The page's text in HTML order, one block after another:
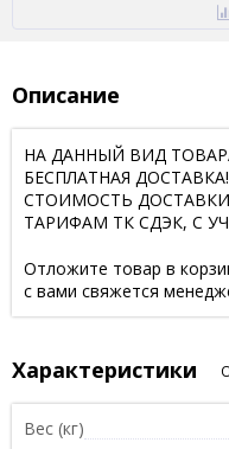
Описание
НА ДАННЫЙ ВИД
БЕСПЛАТНАЯ ДОСТАВКА!
СТОИМОСТЬ
ТАРИФАМ ТК СДЭК, С
Отложите товар в
с вами свяжется
Характеристики
Вес (кг)